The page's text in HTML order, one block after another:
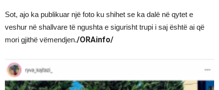
Sot, ajo ka publikuar një foto ku shihet se ka dalë në qytet e
veshur në shallvare të ngushta e sigurisht trupi i saj është ai që
mori gjithë vëmendjen./ORAinfo/